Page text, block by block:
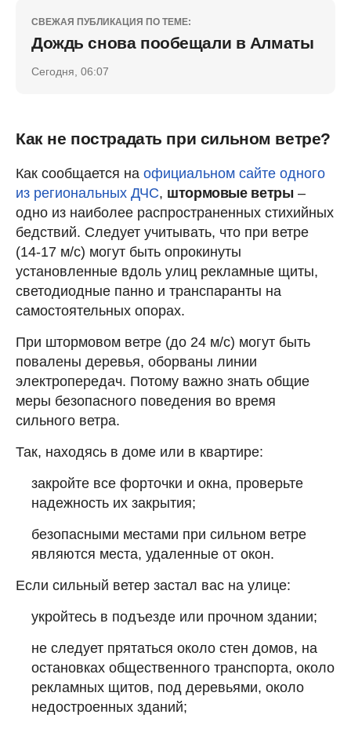
СВЕЖАЯ ПУБЛИКАЦИЯ ПО ТЕМЕ:
Дождь снова пообещали в Алматы
Сегодня, 06:07
Как не пострадать при сильном ветре?
Как сообщается на официальном сайте одного
из региональных ДЧС, штормовые ветры–
одно из наиболее распространенных стихийных
бедствий. Следует учитывать, что при ветре
(14-17 м/с) могут быть опрокинуты
установленные вдоль улиц рекламные щиты,
светодиодные панно и транспаранты на
самостоятельных опорах.
При штормовом ветре (до 24 м/с) могут быть
повалены деревья, оборваны линии
электропередач. Потому важно знать общие
меры безопасного поведения во время
сильного ветра.
Так, находясь в доме или в квартире:
закройте все форточки и окна, проверьте
надежность их закрытия;
безопасными местами при сильном ветре
являются места, удаленные от окон.
Если сильный ветер застал вас на улице:
укройтесь в подъезде или прочном здании;
не следует прятаться около стен домов, на
остановках общественного транспорта, около
рекламных щитов, под деревьями, около
недостроенных зданий;